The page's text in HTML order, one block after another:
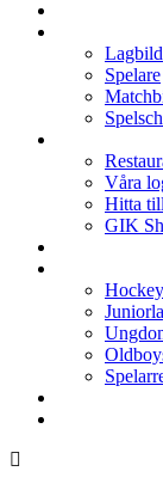
Lagbild
Spelare
Våra
Hitta
GIK